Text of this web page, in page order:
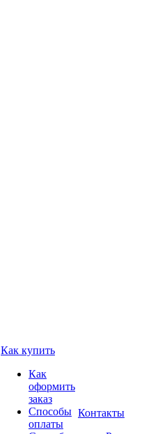
Как купить
Как
оформить
заказ
Способы
оплаты
Контакты